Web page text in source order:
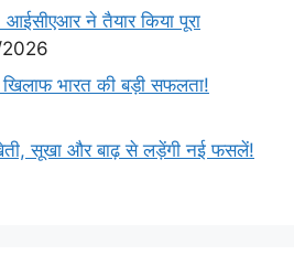
आईसीएआर ने तैयार किया पूरा
भारत की बड़ी सफलता!
सूखा और बाढ़ से लड़ेंगी नई फसलें!